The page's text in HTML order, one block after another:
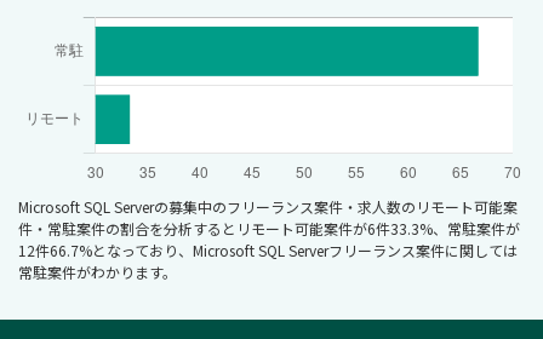
Microsoft SQL Serverの募集中のフリーランス案件・求人数のリモート可能案
件・常駐案件の割合を分析するとリモート可能案件が6件33.3%、常駐案件が
12件66.7%となっており、Microsoft SQL Serverフリーランス案件に関しては
常駐案件がわかります。